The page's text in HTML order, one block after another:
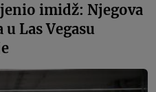
imidž: Njegova
Las Vegasu